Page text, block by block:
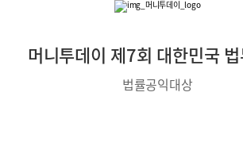
머니투데이 제7회 대한민국
법률공익대상